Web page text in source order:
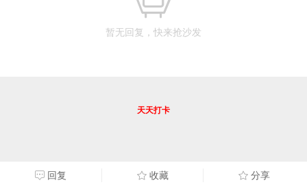
暂无回复，快来抢沙发
回复 收藏 分享
天天打卡